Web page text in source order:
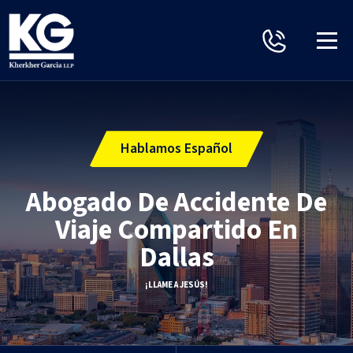
Hablamos Español
Abogado De Accidente De
Viaje Compartido En
Dallas
¡LLAME A JESÚS!